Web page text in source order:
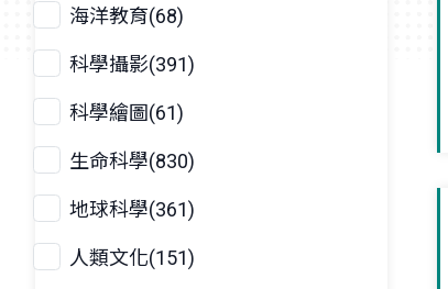
海洋教育(68)
科學攝影(391)
科學繪圖(61)
生命科學(830)
地球科學(361)
人類文化(151)